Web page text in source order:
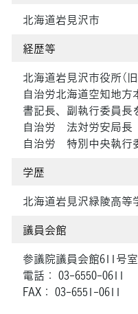
北海道岩見沢市
経歴等
北海道岩見沢市役所（
自治労北海道空知地
書記長、副執行委員長
自治労 法対労安局長
自治労 特別中央執行
学歴
北海道岩見沢緑陵高
議員会館
参議院議員会館611号室
電話： 03-6550-0611
FAX： 03-6551-0611